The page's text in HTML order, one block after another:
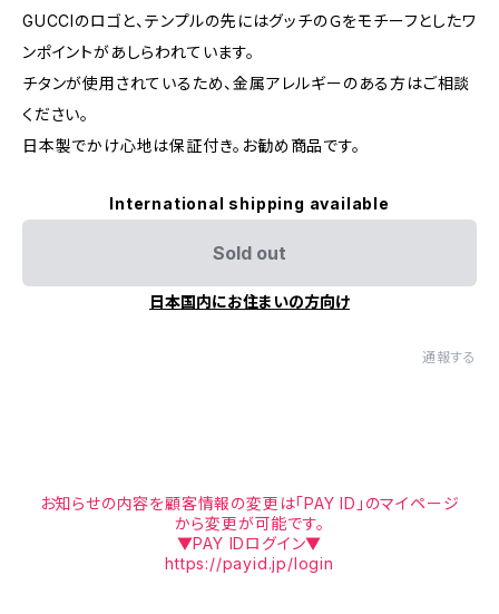
GUCCIのロゴと、テンプルの先にはグッチのＧをモチーフとしたワ
ンポイントがあしらわれています。
チタンが使用されているため、金属アレルギーのある方はご相談
ください。
日本製でかけ心地は保証付き。お勧め商品です。
International shipping available
Sold out
日本国内にお住まいの方向け
通報する
お知らせの内容を顧客情報の変更は「PAY ID」のマイページ
から変更が可能です。
▼PAY IDログイン▼
https://payid.jp/login